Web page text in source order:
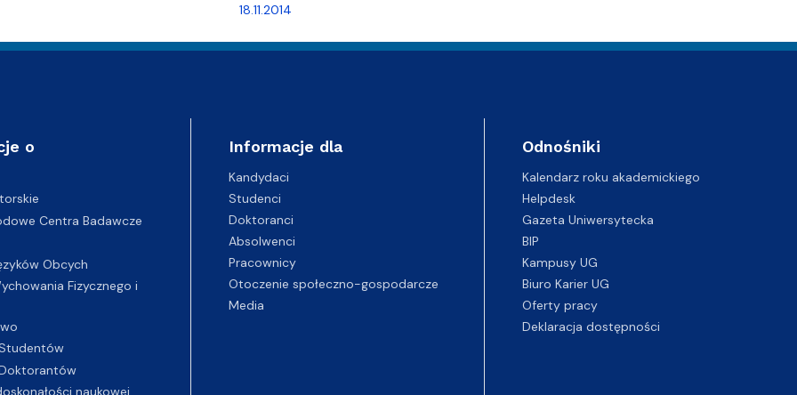
18.11.2014
o
Centra Badawcze
Obcych
Fizycznego i
naukowej
Informacje dla
Kandydaci
Studenci
Doktoranci
Absolwenci
Pracownicy
Otoczenie społeczno-gospodarcze
Media
Odnośniki
Kalendarz roku akademickiego
Helpdesk
Gazeta Uniwersytecka
BIP
Kampusy UG
Biuro Karier UG
Oferty pracy
Deklaracja dostępności